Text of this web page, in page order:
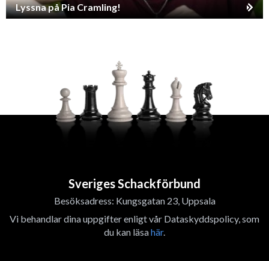
Lyssna på Pia Cramling!
Sveriges Schackförbund
Besöksadress: Kungsgatan 23, Uppsala
Vi behandlar dina uppgifter enligt vår Dataskyddspolicy, som
du kan läsahär.